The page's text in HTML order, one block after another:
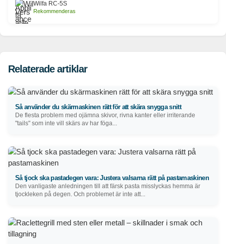
Wilfa RC-5S
Rekommenderas
Relaterade artiklar
Så använder du skärmaskinen rätt för att skära snygga snitt
De flesta problem med ojämna skivor, rivna kanter eller irriterande
"tails" som inte vill skärs av har föga...
Så tjock ska pastadegen vara: Justera valsarna rätt på pastamaskinen
Den vanligaste anledningen till att färsk pasta misslyckas hemma är
tjockleken på degen. Och problemet är inte att...